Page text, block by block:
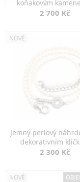
koňakovým
markazity
2 700 Kč
NOVÉ
Jemný perlový
dekorativním
2 300 Kč
NOVÉ